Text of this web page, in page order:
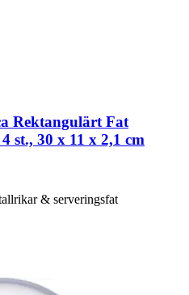
Rektangulärt Fat
st., 30 x 11 x 2,1 cm
& serveringsfat